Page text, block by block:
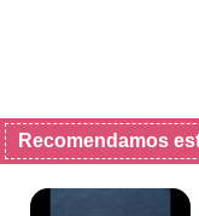
Recomendamos